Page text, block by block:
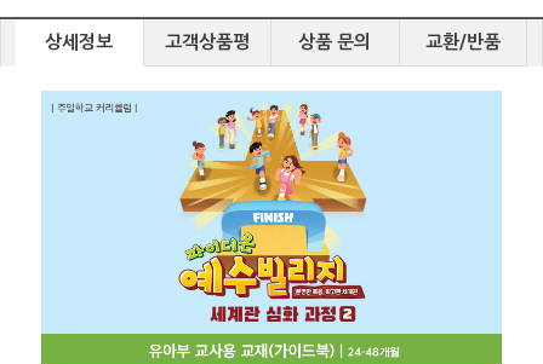
상세정보 고객상품평 상품 문의 교환/반품